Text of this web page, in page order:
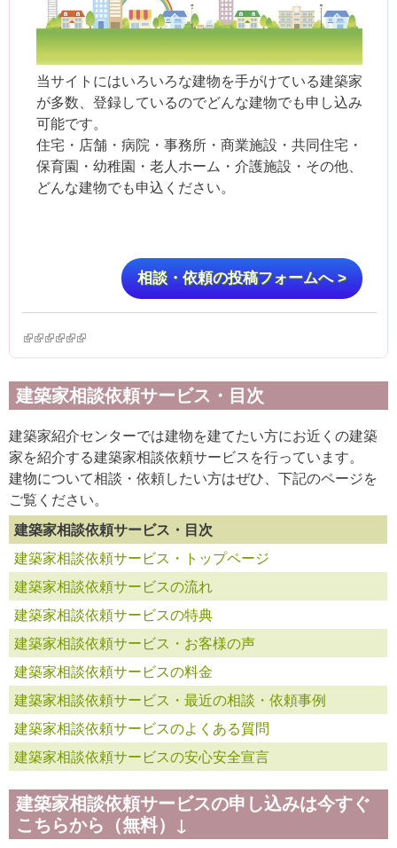
当サイトにはいろいろな建物を手がけている建築家
が多数、登録しているのでどんな建物でも申し込み
可能です。
住宅・店舗・病院・事務所・商業施設・共同住宅・
保育園・幼稚園・老人ホーム・介護施設・その他、
どんな建物でも申込ください。
相談・依頼の投稿フォームへ >
(link is external)
(link is external)
(link is external)
(link is external)
(link is external)
(link is external)
建築家相談依頼サービス・目次
建築家紹介センターでは建物を建てたい方にお近くの建築
家を紹介する建築家相談依頼サービスを行っています。
建物について相談・依頼したい方はぜひ、下記のページを
ご覧ください。
建築家相談依頼サービス・目次
建築家相談依頼サービス・トップページ
建築家相談依頼サービスの流れ
建築家相談依頼サービスの特典
建築家相談依頼サービス・お客様の声
建築家相談依頼サービスの料金
建築家相談依頼サービス・最近の相談・依頼事例
建築家相談依頼サービスのよくある質問
建築家相談依頼サービスの安心安全宣言
建築家相談依頼サービスの申し込みは今すぐ
こちらから（無料）↓